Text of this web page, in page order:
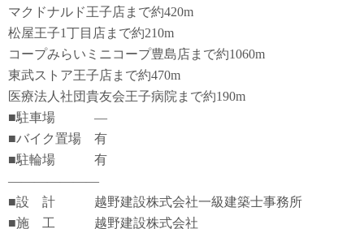
マクドナルド王子店まで約420m
松屋王子1丁目店まで約210m
コープみらいミニコープ豊島店まで約1060m
東武ストア王子店まで約470m
医療法人社団貴友会王子病院まで約190m
■駐車場 ―
■バイク置場 有
■駐輪場 有
―――――――
■設 計 越野建設株式会社一級建築士事務所
■施 工 越野建設株式会社